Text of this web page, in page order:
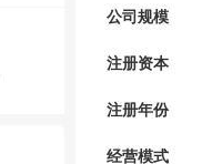
公司规模
注册资本
注册年份
经营模式